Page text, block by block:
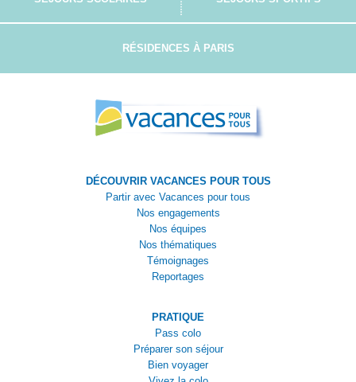
RÉSIDENCES À PARIS
DÉCOUVRIR VACANCES POUR TOUS
Partir avec Vacances pour tous
Nos engagements
Nos équipes
Nos thématiques
Témoignages
Reportages
PRATIQUE
Pass colo
Préparer son séjour
Bien voyager